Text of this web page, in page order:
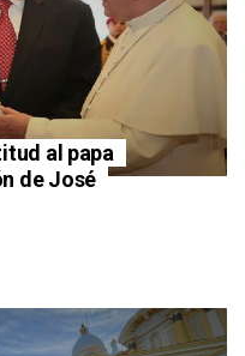
al papa
de José